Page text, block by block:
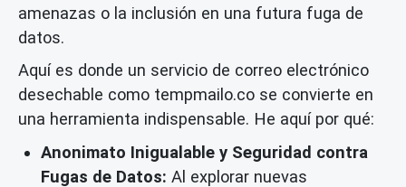
amenazas o la inclusión en una futura fuga de
datos.
Aquí es donde un servicio de correo electrónico
desechable como tempmailo.co se convierte en
una herramienta indispensable. He aquí por qué:
Anonimato Inigualable y Seguridad contra
Fugas de Datos: Al explorar nuevas